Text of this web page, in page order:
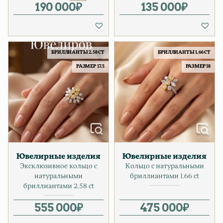
Первоначальная цена
190 000₽
Текущая цена: 190 000₽.
135 000₽
БРИЛЛИАНТЫ 2.58 CT
РАЗМЕР 17.5
Ювелирные изделия
Эксклюзивное кольцо с
натуральными
бриллиантами 2.58 ct
555 000₽
БРИЛЛИАНТЫ 1.66 CT
РАЗМЕР 18
Ювелирные изделия
Кольцо с натуральными
бриллиантами 1.66 ct
475 000₽